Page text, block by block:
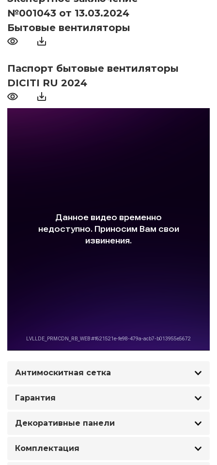
№001043 от 13.03.2024
Бытовые вентиляторы
Паспорт бытовые вентиляторы
DICITI RU 2024
Антимоскитная сетка
Гарантия
Декоративные панели
Комплектация